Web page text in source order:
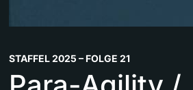
STAFFEL 2025 – FOLGE 21